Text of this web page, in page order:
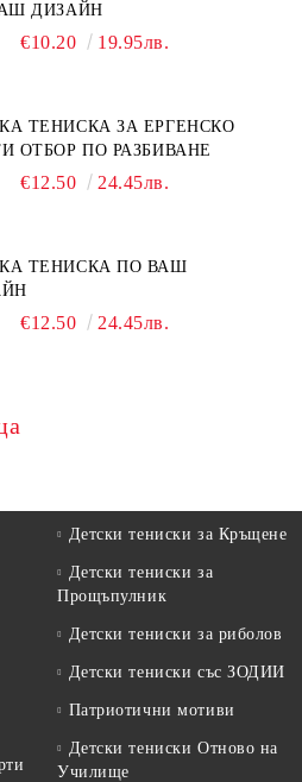
ДИЗАЙН
€10.20 19.95лв.
ТЕНИСКА ЗА ЕРГЕНСКО
ОТБОР ПО РАЗБИВАНЕ
€12.50 24.45лв.
ТЕНИСКА ПО ВАШ
€12.50 24.45лв.
Детски тениски за Кръщене
Детски тениски за
Прощъпулник
Детски тениски за риболов
Детски тениски със ЗОДИИ
Патриотични мотиви
Детски тениски Отново на
Училище